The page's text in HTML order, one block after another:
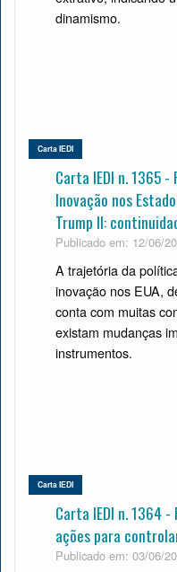
dinamismo.
Carta IEDI
Carta IEDI n. 1365
Inovação nos
Trump II:
Publicado em: 12/06/
A trajetória da
inovação nos EUA,
conta com muitas
existam mudanças
instrumentos.
Carta IEDI
Carta IEDI n. 1364
ações para
Publicado em: 03/06/